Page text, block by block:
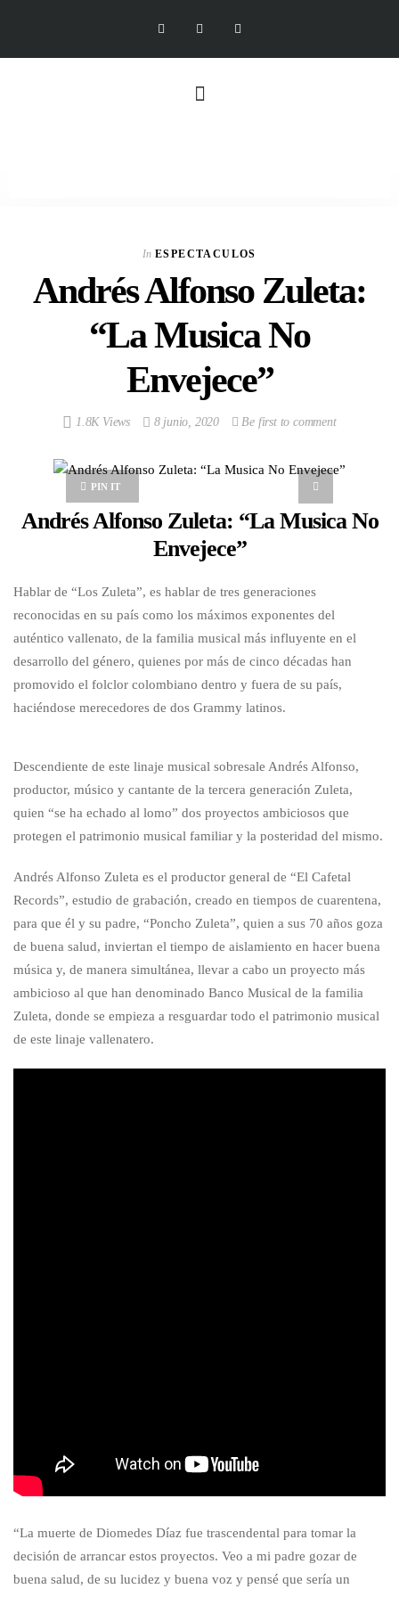
In ESPECTACULOS
Andrés Alfonso Zuleta:
“La Musica No
Envejece”
1.8K Views 8 junio, 2020 Be first to comment
PIN IT
Andrés Alfonso Zuleta: “La Musica No
Envejece”
Hablar de “Los Zuleta”, es hablar de tres generaciones
reconocidas en su país como los máximos exponentes del
auténtico vallenato, de la familia musical más influyente en el
desarrollo del género, quienes por más de cinco décadas han
promovido el folclor colombiano dentro y fuera de su país,
haciéndose merecedores de dos Grammy latinos.
Descendiente de este linaje musical sobresale Andrés Alfonso,
productor, músico y cantante de la tercera generación Zuleta,
quien “se ha echado al lomo” dos proyectos ambiciosos que
protegen el patrimonio musical familiar y la posteridad del mismo.
Andrés Alfonso Zuleta es el productor general de “El Cafetal
Records”, estudio de grabación, creado en tiempos de cuarentena,
para que él y su padre, “Poncho Zuleta”, quien a sus 70 años goza
de buena salud, inviertan el tiempo de aislamiento en hacer buena
música y, de manera simultánea, llevar a cabo un proyecto más
ambicioso al que han denominado Banco Musical de la familia
Zuleta, donde se empieza a resguardar todo el patrimonio musical
de este linaje vallenatero.
“La muerte de Diomedes Díaz fue trascendental para tomar la
decisión de arrancar estos proyectos. Veo a mi padre gozar de
buena salud, de su lucidez y buena voz y pensé que sería un